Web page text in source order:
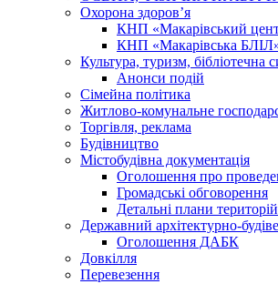
Охорона здоров’я
КНП «Макарівський
КНП «Макарівська
Культура, туризм, бібліотечна
Анонси подій
Сімейна політика
Житлово-комунальне
Торгівля, реклама
Будівництво
Містобудівна документація
Оголошення про
Громадські обговорення
Детальні плани територій
Державний архітектурно-
Оголошення ДАБК
Довкілля
Перевезення